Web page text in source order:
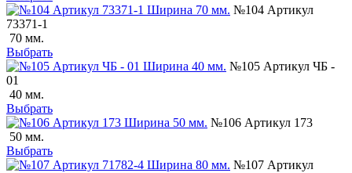
№104 Артикул
73371-1
70 мм.
Выбрать
№105 Артикул ЧБ -
01
40 мм.
Выбрать
№106 Артикул 173
50 мм.
Выбрать
№107 Артикул